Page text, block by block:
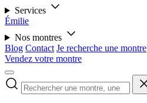
Services
Émilie
Nos montres
Blog Contact Je recherche une montre
Vendez votre montre